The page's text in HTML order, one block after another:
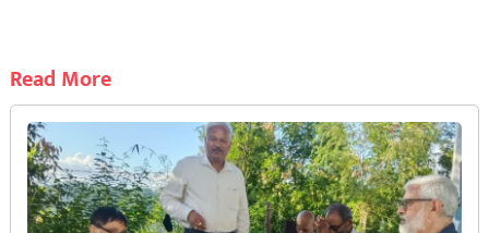
Read More